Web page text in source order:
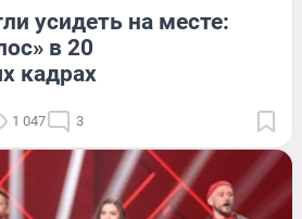
усидеть на месте:
в 20
кадрах
1 047 3